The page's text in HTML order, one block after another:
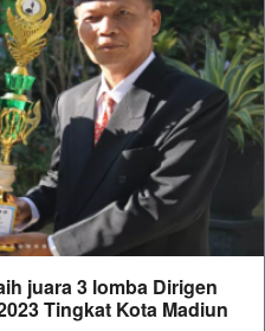
juara 3 lomba Dirigen
Tingkat Kota Madiun